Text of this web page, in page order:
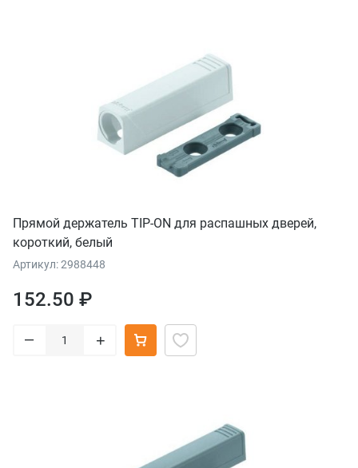
Прямой держатель TIP-ON для распашных дверей,
короткий, белый
Артикул: 2988448
152.50 ₽
– +